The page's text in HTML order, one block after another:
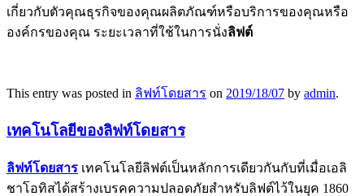
เกี่ยวกับตัวคุณธุรกิจของคุณผลิตภัณฑ์หรือบริการของคุณหรือ
องค์กรของคุณ ระยะเวลาที่ใช้ในการนั่งลิฟต์
This entry was posted in ลิฟท์โดยสาร on 2019/18/07 by admin.
เทคโนโลยีของลิฟท์โดยสาร
ลิฟท์โดยสาร เทคโนโลยีลิฟต์เป็นหลักการเดียวกันกับที่เมื่อเอลิ
ชาโอทิสได้สร้างเบรคความปลอดภัยสำหรับลิฟต์ไว้ในยุค 1860